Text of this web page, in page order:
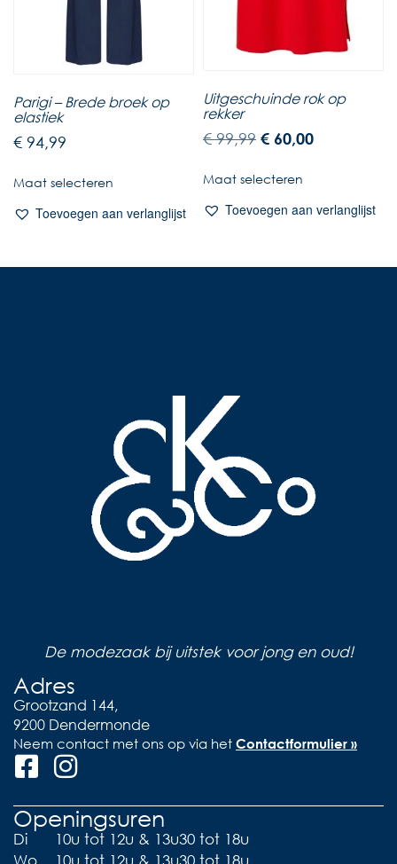
Parigi – Brede broek op
elastiek
€ 94,99
Maat selecteren
Toevoegen aan verlanglijst
Uitgeschuinde rok op
rekker
€99,99 € 60,00
Maat selecteren
Toevoegen aan verlanglijst
De modezaak bij uitstek voor jong en oud!
Adres
Grootzand 144,
9200 Dendermonde
Neem contact met ons op via het Contactformulier »
Openingsuren
Di
10u tot 12u & 13u30 tot 18u
Wo
10u tot 12u & 13u30 tot 18u